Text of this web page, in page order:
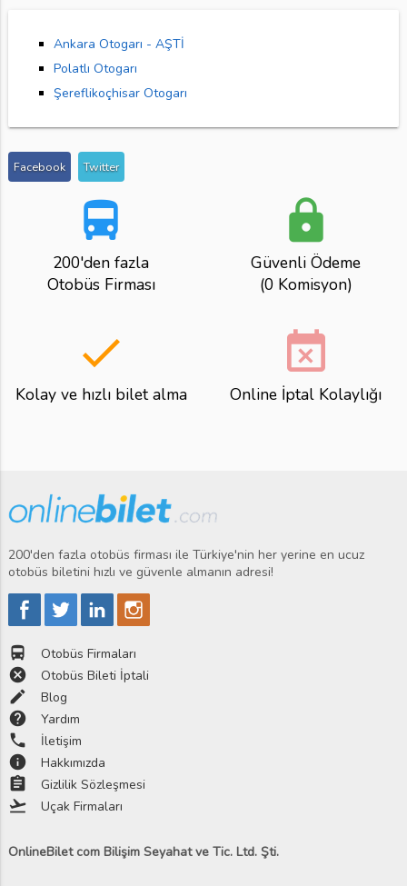
Ankara Otogarı - AŞTİ
Polatlı Otogarı
Şereflikoçhisar Otogarı
Facebook Twitter
directions_bus
200'den fazla
Otobüs Firması
lock
Güvenli Ödeme
(0 Komisyon)
done
Kolay ve hızlı bilet alma
event_busy
Online İptal Kolaylığı
200'den fazla otobüs firması ile Türkiye'nin her yerine en ucuz
otobüs biletini hızlı ve güvenle almanın adresi!
directions_bus Otobüs Firmaları
cancel Otobüs Bileti İptali
edit Blog
help Yardım
phone İletişim
info Hakkımızda
assignment Gizlilik Sözleşmesi
flight_takeoff Uçak Firmaları
OnlineBilet com Bilişim Seyahat ve Tic. Ltd. Şti.